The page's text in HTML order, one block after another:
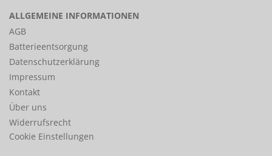
ALLGEMEINE INFORMATIONEN
AGB
Batterieentsorgung
Datenschutzerklärung
Impressum
Kontakt
Über uns
Widerrufsrecht
Cookie Einstellungen